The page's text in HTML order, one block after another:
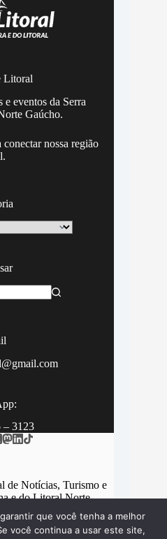
Litoral
eventos da Serra
Gaúcho.
nossa região
– 3123
de Notícias, Turismo e
e do Litoral Norte.
que você tenha a melhor
você continua a usar este site,